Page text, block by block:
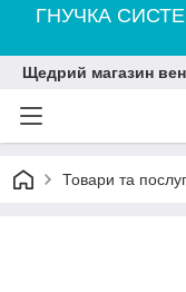
ГНУЧКА
Щедрий магазин
Товари та